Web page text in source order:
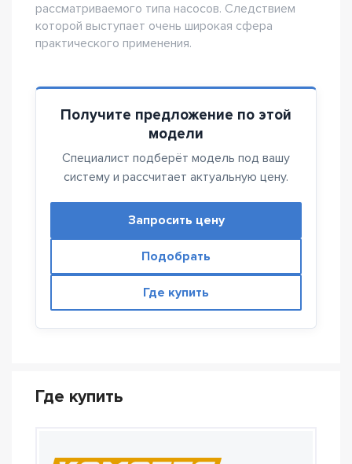
рассматриваемого типа насосов. Следствием
которой выступает очень широкая сфера
практического применения.
Получите предложение по этой
модели
Специалист подберёт модель под вашу
систему и рассчитает актуальную цену.
Запросить цену
Подобрать
Где купить
Где купить